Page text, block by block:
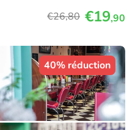
€26,80 €19,90
40% réduction